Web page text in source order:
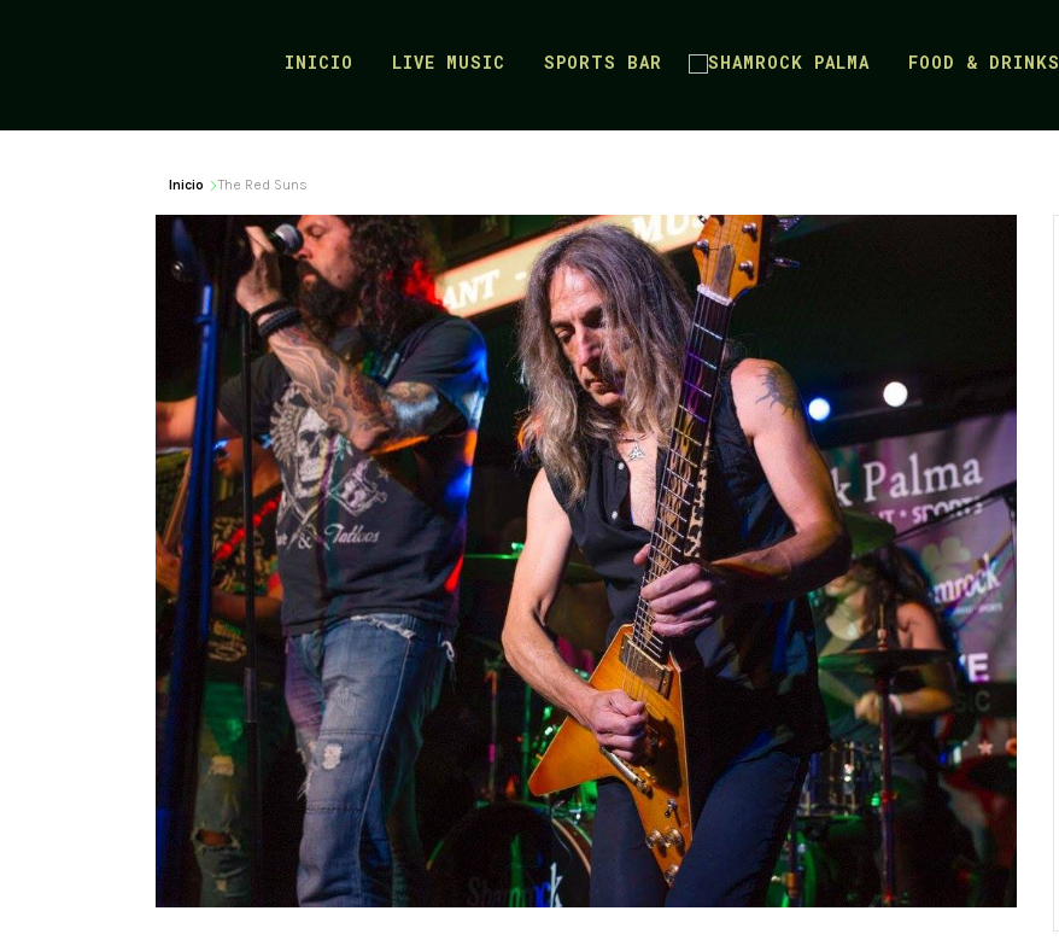
INICIO LIVE MUSIC SPORTS BAR FOOD & DRINKS
Inicio The Red Suns